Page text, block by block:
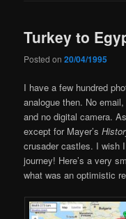
Turkey to
Posted on20/04/1995
I have a few hundred
analogue then. No
and no digital camera.
except for Mayer’s
crusader castles. I wish
journey! Here’s a very
what was an optimistic